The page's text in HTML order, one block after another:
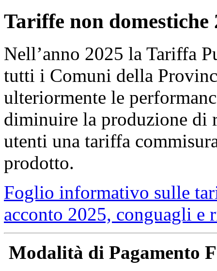
Tariffe non domestiche
Nell’anno 2025 la Tariffa
tutti i Comuni della
ulteriormente le
diminuire la produzione
utenti una tariffa
prodotto.
Foglio informativo sulle
acconto 2025, conguagli e
Modalità di Pagamento